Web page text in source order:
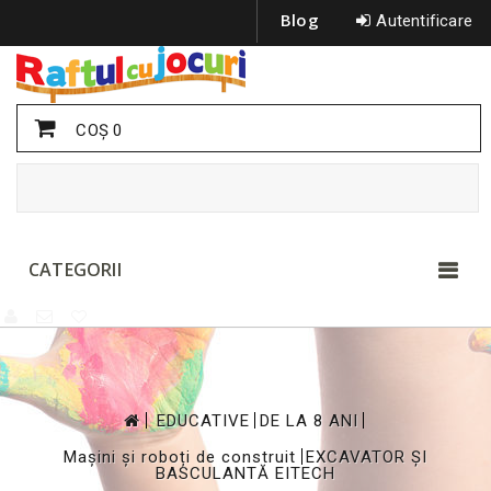
Autentificare
Blog
COŞ0
CATEGORII
>
EDUCATIVE DE LA 8 ANI
Mașini și roboți de construit EXCAVATOR ȘI
BASCULANTĂ EITECH